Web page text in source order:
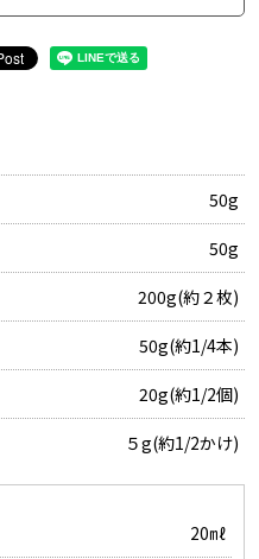
50g
50g
200g(約２枚)
50g(約1/4本)
20g(約1/2個)
５g(約1/2かけ)
20㎖